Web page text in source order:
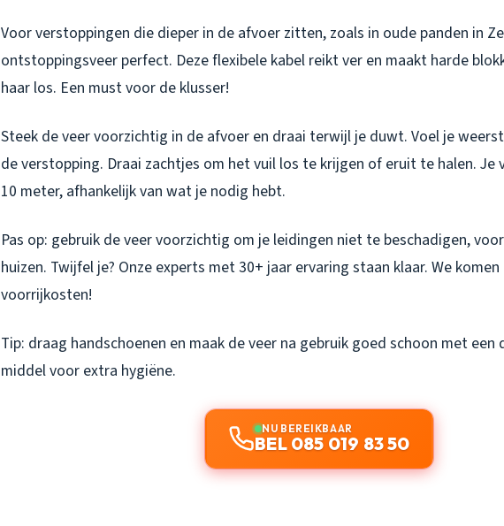
Voor verstoppingen die dieper in de afvoer zitten, zoals in oude panden in
ontstoppingsveer perfect. Deze flexibele kabel reikt ver en maakt harde
haar los. Een must voor de klusser!
Steek de veer voorzichtig in de afvoer en draai terwijl je duwt. Voel je
de verstopping. Draai zachtjes om het vuil los te krijgen of eruit te halen. Je
10 meter, afhankelijk van wat je nodig hebt.
Pas op: gebruik de veer voorzichtig om je leidingen niet te beschadigen,
huizen. Twijfel je? Onze experts met 30+ jaar ervaring staan klaar. We
voorrijkosten!
Tip: draag handschoenen en maak de veer na gebruik goed schoon met een
middel voor extra hygiëne.
NU BEREIKBAAR
BEL 085 019 83 50